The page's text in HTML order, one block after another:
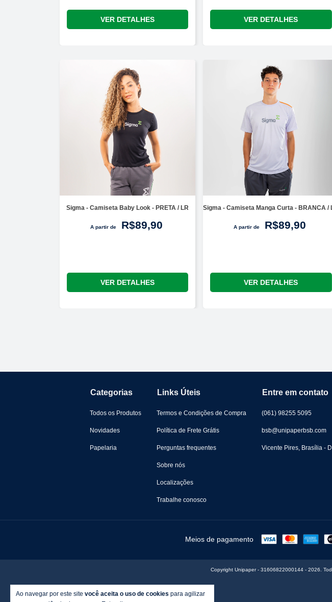
Ao navegar por este site você aceita o uso de cookies para agilizar
VER DETALHES VER DETALHES
Sigma - Camiseta Baby Look - PRETA / LR
A partir de R$89,90
VER DETALHES
Sigma - Camiseta Manga Curta - BRANCA /
A partir de R$89,90
VER DETALHES
Categorias
Todos os Produtos
Novidades
Papelaria
Links Úteis
Termos e Condições de Compra
Política de Frete Grátis
Perguntas frequentes
Sobre nós
Localizações
Trabalhe conosco
Entre em contato
(061) 98255 5095
bsb@unipaperbsb.com
Vicente Pires, Brasília -
Meios de pagamento
Copyright Unipaper - 31606822000144 - 2026.